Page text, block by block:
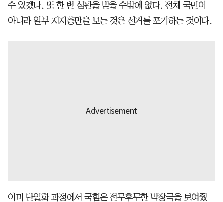
수 있겠나. 또 한 번 심판을 받을 수밖에 없다. 전체 국민이
아니라 일부 지지층만을 보는 것은 선거를 포기하는 것이다.
이미 단일화 과정에서 국힘은 전무후무한 막장극을 보여줬